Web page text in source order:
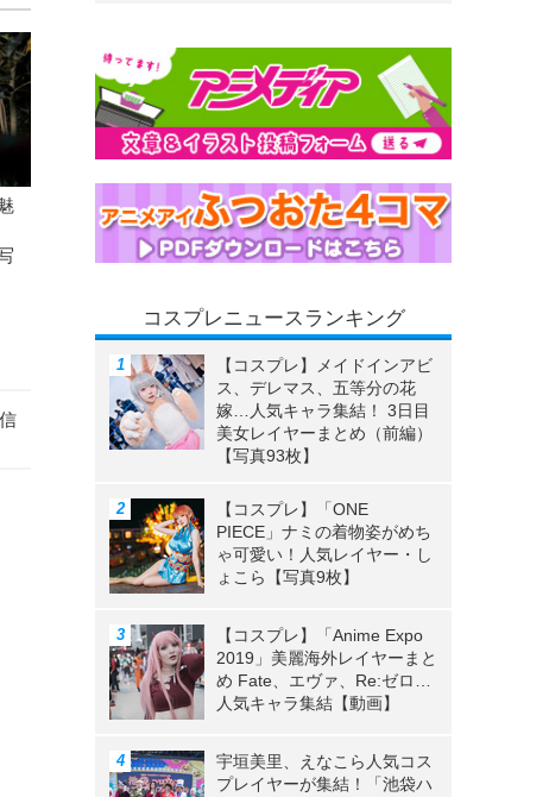
コスプレニュースランキング
【コスプレ】メイドインアビ
ス、デレマス、五等分の花
嫁…人気キャラ集結！ 3日目
美女レイヤーまとめ（前編）
【写真93枚】
【コスプレ】「ONE
PIECE」ナミの着物姿がめち
ゃ可愛い！人気レイヤー・し
ょこら【写真9枚】
【コスプレ】「Anime Expo
2019」美麗海外レイヤーまと
め Fate、エヴァ、Re:ゼロ…
人気キャラ集結【動画】
宇垣美里、えなこら人気コス
プレイヤーが集結！「池袋ハ